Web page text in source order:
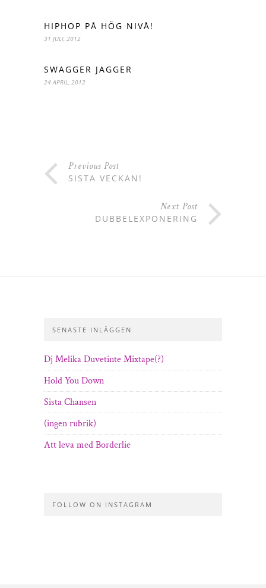
HIPHOP PÅ HÖG NIVÅ!
31 JULI, 2012
SWAGGER JAGGER
24 APRIL, 2012
Previous Post
SISTA VECKAN!
Next Post
DUBBELEXPONERING
SENASTE INLÄGGEN
Dj Melika Duvetinte Mixtape(?)
Hold You Down
Sista Chansen
(ingen rubrik)
Att leva med Borderlie
FOLLOW ON INSTAGRAM